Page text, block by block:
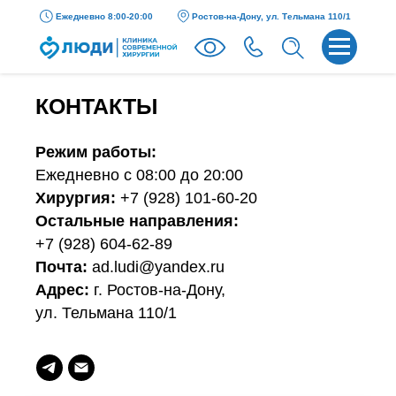
Ежедневно 8:00-20:00 Ростов-на-Дону, ул. Тельмана 110/1
КОНТАКТЫ
Режим работы:
Ежедневно с 08:00 до 20:00
Хирургия: +7 (928) 101-60-20
Остальные направления:
+7 (928) 604-62-89
Почта: ad.ludi@yandex.ru
Адрес: г. Ростов-на-Дону,
ул. Тельмана 110/1